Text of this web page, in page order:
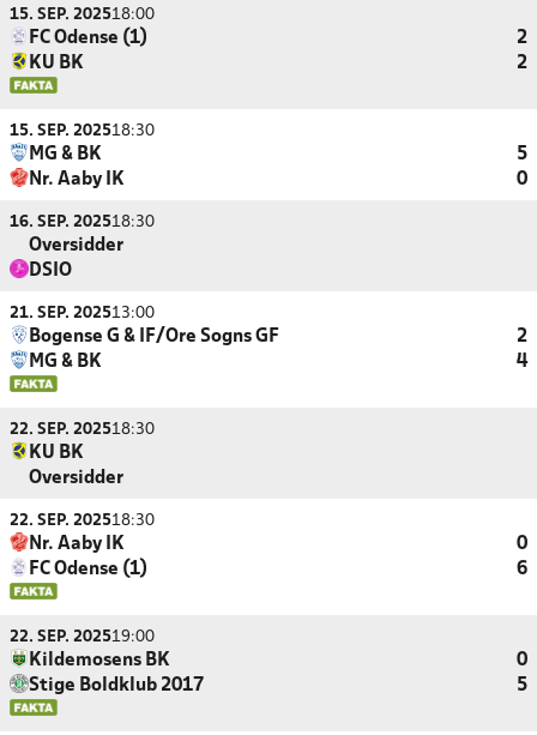
15. SEP. 202518:00
FC Odense (1)
2
KU BK
2
15. SEP. 202518:30
MG & BK
5
Nr. Aaby IK
0
16. SEP. 202518:30
Oversidder
DSIO
21. SEP. 202513:00
Bogense G & IF/Ore Sogns GF
2
MG & BK
4
22. SEP. 202518:30
KU BK
Oversidder
22. SEP. 202518:30
Nr. Aaby IK
0
FC Odense (1)
6
22. SEP. 202519:00
Kildemosens BK
0
Stige Boldklub 2017
5